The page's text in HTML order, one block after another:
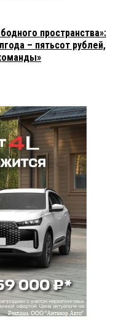
пространства»:
– пятьсот рублей,